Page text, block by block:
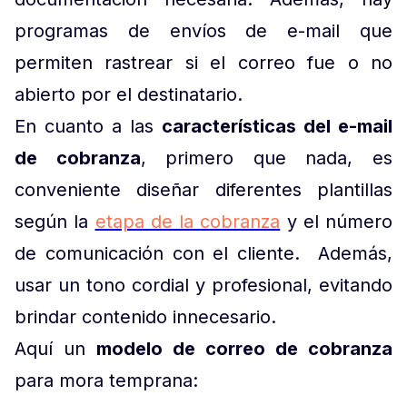
programas de envíos de e-mail que
permiten rastrear si el correo fue o no
abierto por el destinatario.
En cuanto a las características del e-mail
de cobranza, primero que nada, es
conveniente diseñar diferentes plantillas
según la etapa de la cobranza y el número
de comunicación con el cliente. Además,
usar un tono cordial y profesional, evitando
brindar contenido innecesario.
Aquí un modelo de correo de cobranza
para mora temprana: